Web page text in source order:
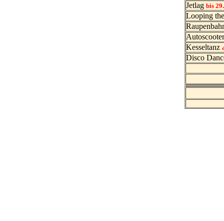
Jetlagbis
Looping
Kesseltanz
Disco